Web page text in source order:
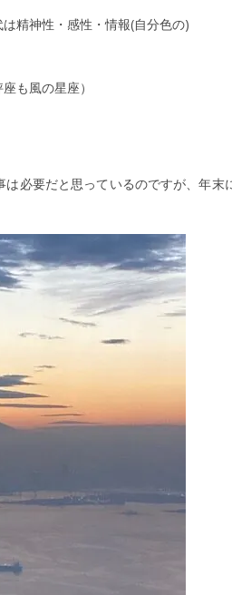
精神性・感性・情報(自分色の)
も風の星座）
必要だと思っているのですが、年末